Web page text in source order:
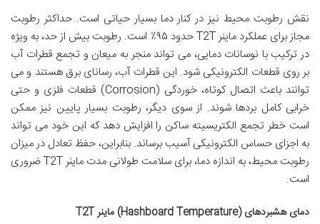
نقش رطوبت محیط نیز در کنار دما بسیار حیاتی است. حداکثر رطوبت
مجاز برای عملکرد ماینر T2T حدود ۹۵٪ است. رطوبت بیش از حد، به ویژه
در ترکیب با نوسانات دمایی، می تواند منجر به میعان و تجمع قطرات آب
بر روی قطعات الکترونیکی شود. این قطرات آب، رسانای برق هستند و می
توانند باعث اتصال کوتاه، خوردگی (Corrosion) قطعات فلزی و حتی
خرابی کامل بردها شوند. از سوی دیگر، رطوبت بسیار پایین نیز ممکن
است خطر تجمع الکتریسیته ساکن را افزایش دهد که این خود می تواند
به اجزای حساس الکترونیکی آسیب برساند. بنابراین، حفظ تعادل در میزان
رطوبت محیط، به اندازه دما، برای سلامت طولانی مدت ماینر T2T ضروری
است.
دمای هشبردهای (Hashboard Temperature) ماینر T2T